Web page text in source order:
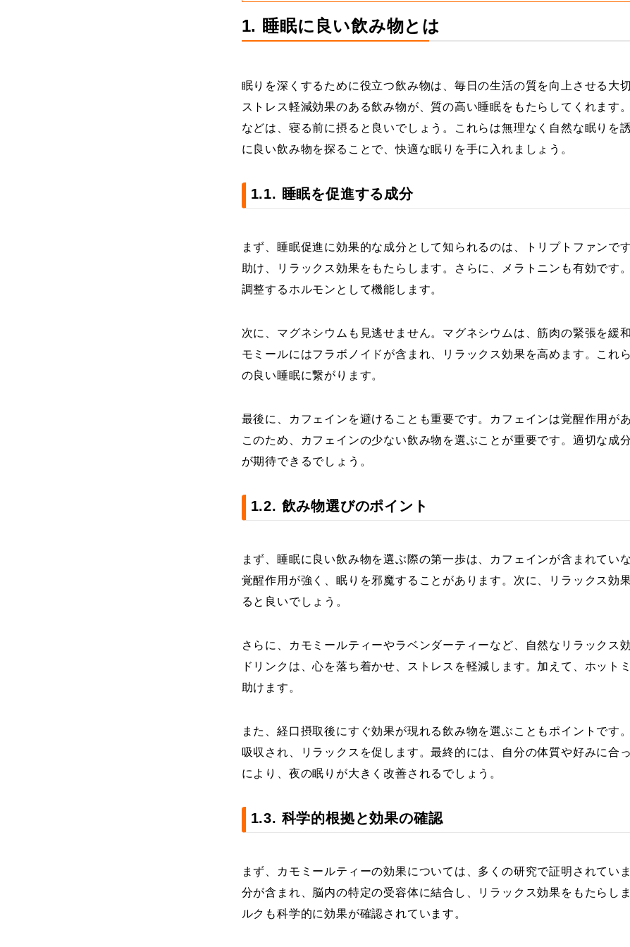
1. 睡眠に良い飲み物とは
眠りを深くするために役立つ飲み物は、毎日の生活の質を向上させる大
ストレス軽減効果のある飲み物が、質の高い睡眠をもたらしてくれます
などは、寝る前に摂ると良いでしょう。これらは無理なく自然な眠りを
に良い飲み物を探ることで、快適な眠りを手に入れましょう。
1.1. 睡眠を促進する成分
まず、睡眠促進に効果的な成分として知られるのは、トリプトファンで
助け、リラックス効果をもたらします。さらに、メラトニンも有効です
調整するホルモンとして機能します。
次に、マグネシウムも見逃せません。マグネシウムは、筋肉の緊張を緩
モミールにはフラボノイドが含まれ、リラックス効果を高めます。これ
の良い睡眠に繋がります。
最後に、カフェインを避けることも重要です。カフェインは覚醒作用が
このため、カフェインの少ない飲み物を選ぶことが重要です。適切な成
が期待できるでしょう。
1.2. 飲み物選びのポイント
まず、睡眠に良い飲み物を選ぶ際の第一歩は、カフェインが含まれてい
覚醒作用が強く、眠りを邪魔することがあります。次に、リラックス効
ると良いでしょう。
さらに、カモミールティーやラベンダーティーなど、自然なリラックス
ドリンクは、心を落ち着かせ、ストレスを軽減します。加えて、ホット
助けます。
また、経口摂取後にすぐ効果が現れる飲み物を選ぶこともポイントです
吸収され、リラックスを促します。最終的には、自分の体質や好みに合
により、夜の眠りが大きく改善されるでしょう。
1.3. 科学的根拠と効果の確認
まず、カモミールティーの効果については、多くの研究で証明されてい
分が含まれ、脳内の特定の受容体に結合し、リラックス効果をもたらし
ルクも科学的に効果が確認されています。